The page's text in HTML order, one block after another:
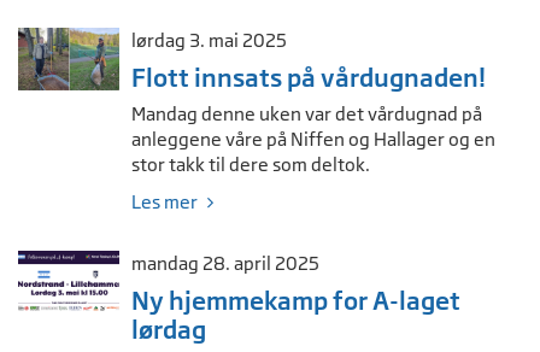
lørdag 3. mai 2025
Flott innsats på vårdugnaden!
Mandag denne uken var det vårdugnad på
anleggene våre på Niffen og Hallager og en
stor takk til dere som deltok.
Les mer
mandag 28. april 2025
Ny hjemmekamp for A-laget
lørdag